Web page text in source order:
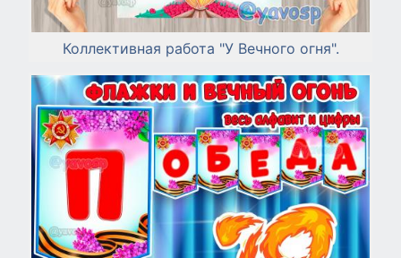
Коллективная работа "У Вечного огня".